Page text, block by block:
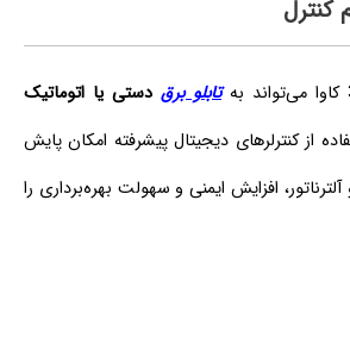
کنترل
تابلو برق دستی یا اتوماتیک
از کنترلرهای دیجیتال پیشرفته امکان پایش
افزایش ایمنی و سهولت بهره‌برداری را